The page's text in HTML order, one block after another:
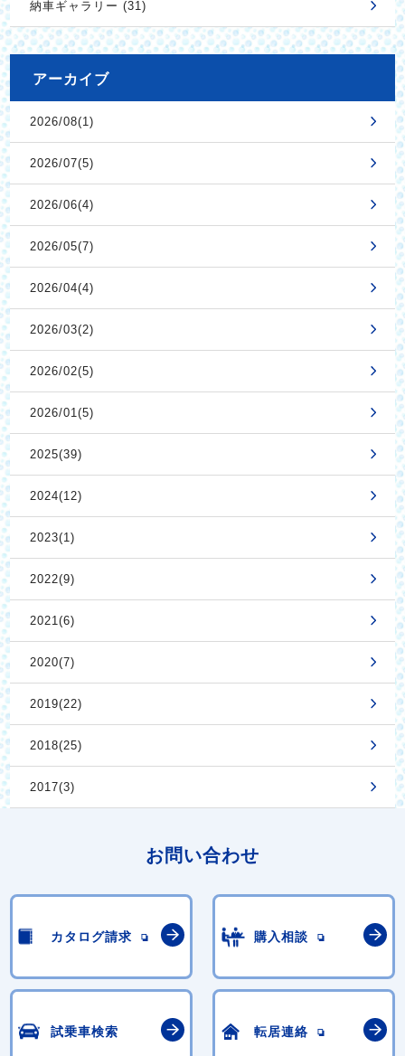
納車ギャラリー (31)
アーカイブ
2026/08(1)
2026/07(5)
2026/06(4)
2026/05(7)
2026/04(4)
2026/03(2)
2026/02(5)
2026/01(5)
2025(39)
2024(12)
2023(1)
2022(9)
2021(6)
2020(7)
2019(22)
2018(25)
2017(3)
お問い合わせ
カタログ請求 購入相談
試乗車検索 転居連絡